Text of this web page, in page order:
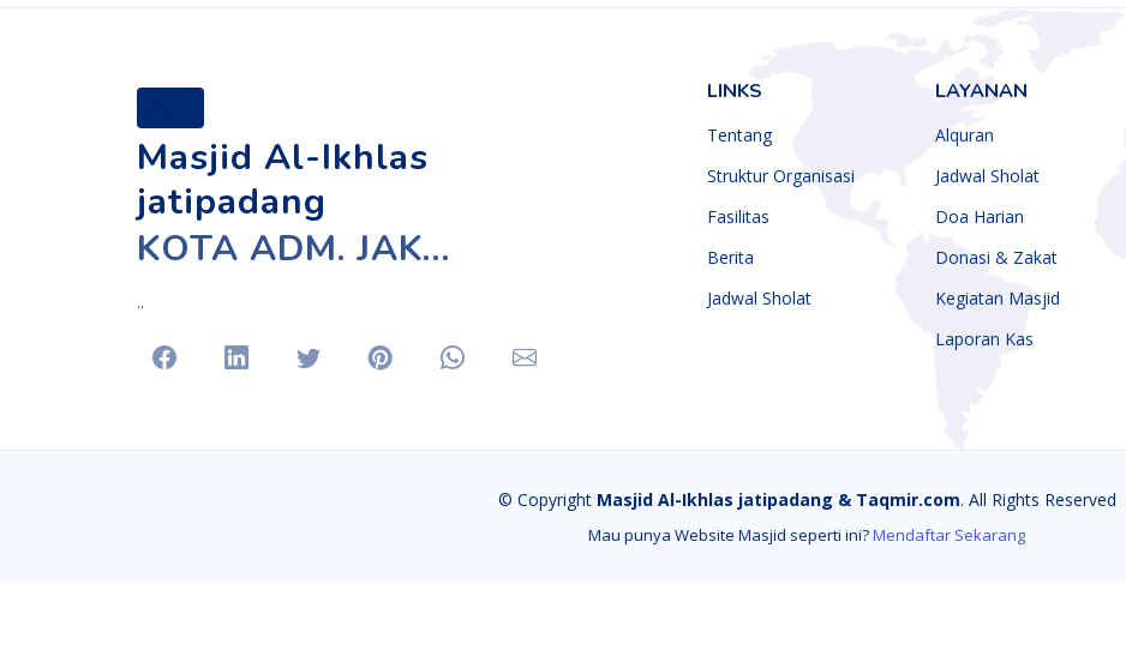
Masjid Al-Ikhlas
jatipadang
KOTA ADM. JAKARTA SELATAN
..
FacebookLinkedinTwitter PinterestWhatsapp
Email
LINKS
Tentang
Struktur Organisasi
Fasilitas
Berita
Jadwal Sholat
LAYANAN
Alquran
Jadwal Sholat
Doa Harian
Donasi & Zakat
Kegiatan Masjid
Laporan Kas
© Copyright Masjid Al-Ikhlas jatipadang & Taqmir.com. All Rights Reserved
Mau punya Website Masjid seperti ini?Mendaftar Sekarang